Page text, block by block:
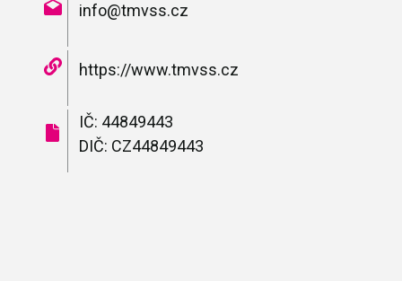
info@tmvss.cz
https://www.tmvss.cz
IČ: 44849443
DIČ: CZ44849443